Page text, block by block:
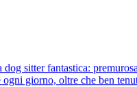
sitter fantastica:
giorno, oltre che ben